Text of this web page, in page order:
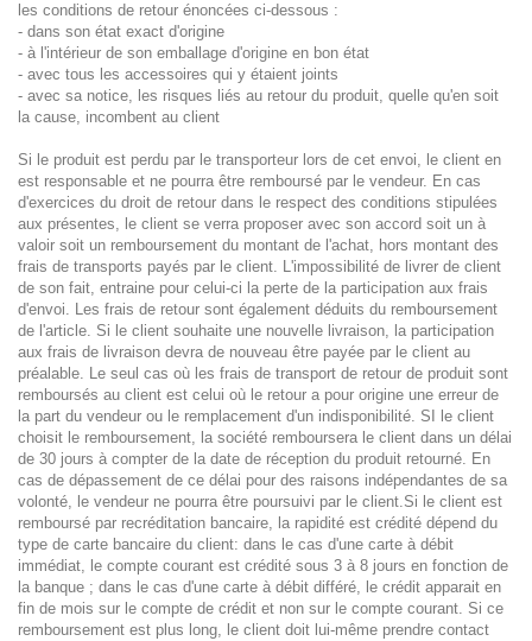
les conditions de retour énoncées ci-dessous :
- dans son état exact d'origine
- à l'intérieur de son emballage d'origine en bon état
- avec tous les accessoires qui y étaient joints
- avec sa notice, les risques liés au retour du produit, quelle qu'en soit
la cause, incombent au client
Si le produit est perdu par le transporteur lors de cet envoi, le client en
est responsable et ne pourra être remboursé par le vendeur. En cas
d'exercices du droit de retour dans le respect des conditions stipulées
aux présentes, le client se verra proposer avec son accord soit un à
valoir soit un remboursement du montant de l'achat, hors montant des
frais de transports payés par le client. L'impossibilité de livrer de client
de son fait, entraine pour celui-ci la perte de la participation aux frais
d'envoi. Les frais de retour sont également déduits du remboursement
de l'article. Si le client souhaite une nouvelle livraison, la participation
aux frais de livraison devra de nouveau être payée par le client au
préalable. Le seul cas où les frais de transport de retour de produit sont
remboursés au client est celui où le retour a pour origine une erreur de
la part du vendeur ou le remplacement d'un indisponibilité. SI le client
choisit le remboursement, la société remboursera le client dans un délai
de 30 jours à compter de la date de réception du produit retourné. En
cas de dépassement de ce délai pour des raisons indépendantes de sa
volonté, le vendeur ne pourra être poursuivi par le client.Si le client est
remboursé par recréditation bancaire, la rapidité est crédité dépend du
type de carte bancaire du client: dans le cas d'une carte à débit
immédiat, le compte courant est crédité sous 3 à 8 jours en fonction de
la banque ; dans le cas d'une carte à débit différé, le crédit apparait en
fin de mois sur le compte de crédit et non sur le compte courant. Si ce
remboursement est plus long, le client doit lui-même prendre contact